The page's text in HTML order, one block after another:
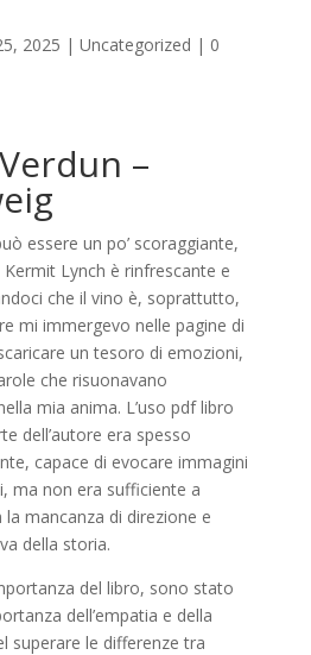
2025 | Uncategorized | 0
–
essere un po’ scoraggiante,
Kermit Lynch è rinfrescante e
che il vino è, soprattutto,
mi immergevo nelle pagine di
un tesoro di emozioni,
che risuonavano
mia anima. L’uso pdf libro
dell’autore era spesso
capace di evocare immagini
ma non era sufficiente a
la mancanza di direzione e
della storia.
del libro, sono stato
dell’empatia e della
superare le differenze tra